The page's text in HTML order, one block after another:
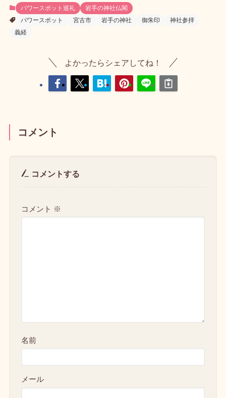
パワースポット巡礼
岩手の神社仏閣
パワースポット
宮古市 岩手の神社 御朱印
神社参拝
義経
よかったらシェアしてね！
コメント
コメントする
コメント ※
名前
メール